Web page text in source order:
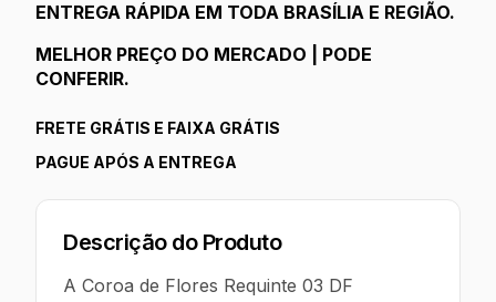
ENTREGA RÁPIDA EM TODA BRASÍLIA E REGIÃO.
MELHOR PREÇO DO MERCADO | PODE
CONFERIR.
FRETE GRÁTIS E FAIXA GRÁTIS
PAGUE APÓS A ENTREGA
Descrição do Produto
A Coroa de Flores Requinte 03 DF